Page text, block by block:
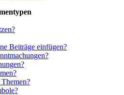
Beiträge einfügen?
Themen?